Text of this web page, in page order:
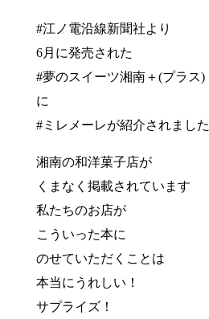
#江ノ電沿線新聞社より
6月に発売された
#夢のスイーツ湘南＋(プラス)
に
#ミレメーレが紹介されました
湘南の和洋菓子店が
くまなく掲載されています
私たちのお店が
こういった本に
のせていただくことは
本当にうれしい！
サプライズ！